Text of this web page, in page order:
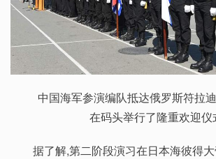
中国海军参演编队抵达俄罗斯符拉
在码头举行了隆重欢迎仪
据了解,第二阶段演习在日本海彼得